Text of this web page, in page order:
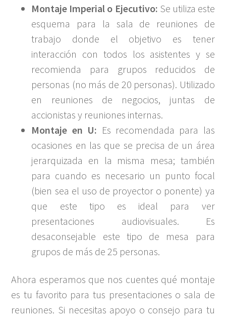
Montaje Imperial o Ejecutivo: Se utiliza este
esquema para la sala de reuniones de
trabajo donde el objetivo es tener
interacción con todos los asistentes y se
recomienda para grupos reducidos de
personas (no más de 20 personas). Utilizado
en reuniones de negocios, juntas de
accionistas y reuniones internas.
Montaje en U: Es recomendada para las
ocasiones en las que se precisa de un área
jerarquizada en la misma mesa; también
para cuando es necesario un punto focal
(bien sea el uso de proyector o ponente) ya
que este tipo es ideal para ver
presentaciones audiovisuales. Es
desaconsejable este tipo de mesa para
grupos de más de 25 personas.
Ahora esperamos que nos cuentes qué montaje
es tu favorito para tus presentaciones o sala de
reuniones. Si necesitas apoyo o consejo para tu